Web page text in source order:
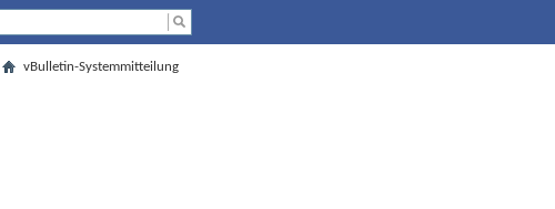
vBulletin-Systemmitteilung